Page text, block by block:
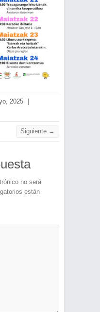
2025
|
Siguiente →
no será
están